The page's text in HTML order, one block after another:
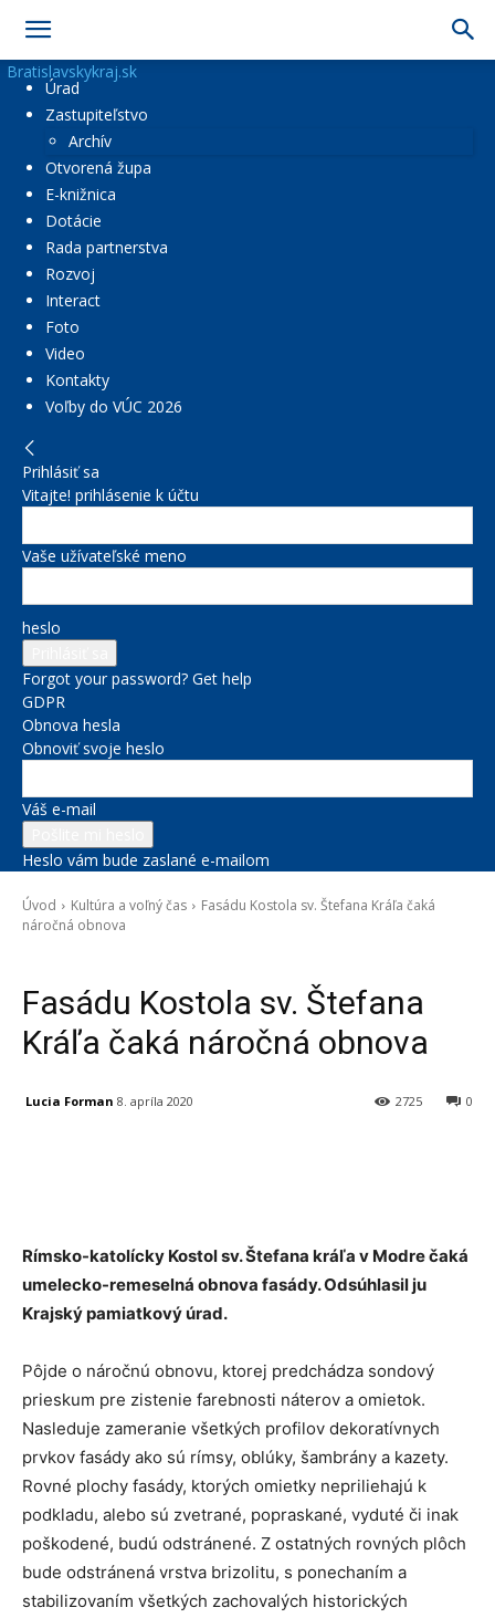
Bratislavskykraj.sk
Úrad
Zastupiteľstvo
Archív
Otvorená župa
E-knižnica
Dotácie
Rada partnerstva
Rozvoj
Interact
Foto
Video
Kontakty
Voľby do VÚC 2026
Prihlásiť sa
Vitajte! prihlásenie k účtu
Vaše užívateľské meno
heslo
Forgot your password? Get help
GDPR
Obnova hesla
Obnoviť svoje heslo
Váš e-mail
Heslo vám bude zaslané e-mailom
Úvod Kultúra a voľný čas
Fasádu Kostola sv. Štefana Kráľa čaká
náročná obnova
Fasádu Kostola sv. Štefana
Kráľa čaká náročná obnova
Lucia Forman 8. apríla 2020 0
2725
Rímsko-katolícky Kostol sv. Štefana kráľa v Modre čaká
umelecko-remeselná obnova fasády. Odsúhlasil ju
Krajský pamiatkový úrad.
Pôjde o náročnú obnovu, ktorej predchádza sondový
prieskum pre zistenie farebnosti náterov a omietok.
Nasleduje zameranie všetkých profilov dekoratívnych
prvkov fasády ako sú rímsy, oblúky, šambrány a kazety.
Rovné plochy fasády, ktorých omietky nepriliehajú k
podkladu, alebo sú zvetrané, popraskané, vyduté či inak
poškodené, budú odstránené. Z ostatných rovných plôch
bude odstránená vrstva brizolitu, s ponechaním a
stabilizovaním všetkých zachovalých historických